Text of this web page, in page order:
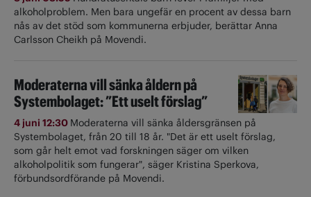
alkoholproblem. Men bara ungefär en procent av dessa barn
nås av det stöd som kommunerna erbjuder, berättar Anna
Carlsson Cheikh på Movendi.
Moderaterna vill sänka åldern på
Systembolaget: ”Ett uselt förslag”
4 juni 12:30 Moderaterna vill sänka åldersgränsen på
Systembolaget, från 20 till 18 år. "Det är ett uselt förslag,
som går helt emot vad forskningen säger om vilken
alkoholpolitik som fungerar", säger Kristina Sperkova,
förbundsordförande på Movendi.